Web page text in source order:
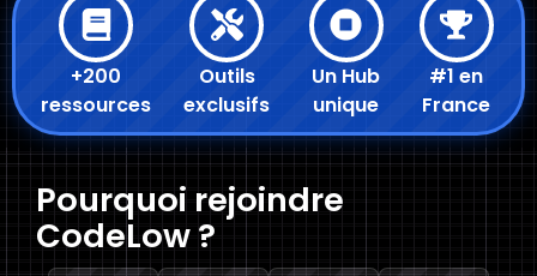
+200
ressources
Outils
exclusifs
Un Hub
unique
#1 en
France
Pourquoi rejoindre
CodeLow ?